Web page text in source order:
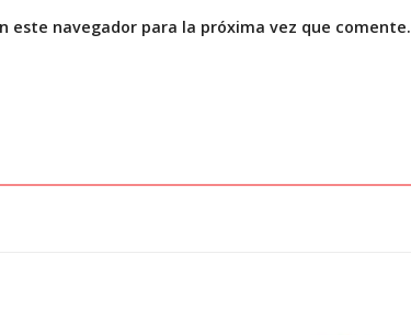
este navegador para la próxima vez que comente.